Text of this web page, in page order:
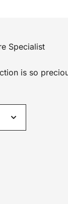
Specialist
is so